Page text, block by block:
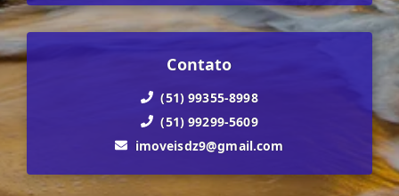
Contato
(51) 99355-8998
(51) 99299-5609
imoveisdz9@gmail.com